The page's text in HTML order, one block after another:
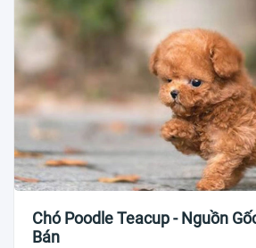
Chó Poodle Teacup - Nguồn
Bán